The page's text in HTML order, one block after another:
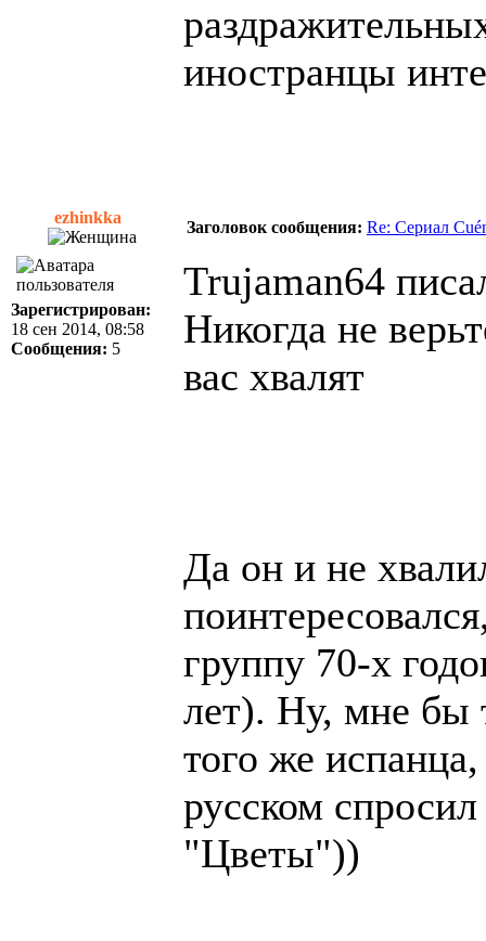
иностранцы
ezhinkka
Заголовок сообщения: Re: Сериал
Зарегистрирован:
18 сен 2014, 08:58
Сообщения: 5
Trujaman64
Никогда не
вас хвалят
Да он и не
группу 70-х
лет). Ну, мне бы
того же
русском
"Цветы"))